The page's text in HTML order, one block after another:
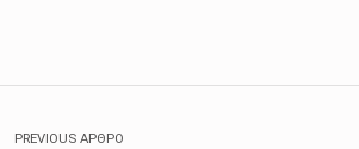
Πλοήγηση άρθρων
PREVIOUS ΆΡΘΡΟ